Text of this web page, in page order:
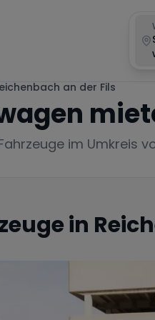
an der Fils
im Umkreis
in